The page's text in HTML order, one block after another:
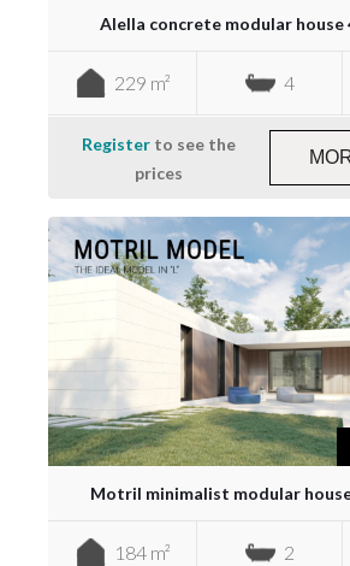
Alella concrete modular house
229 m² 4
Register to see the
prices
Motril minimalist modular house
184 m² 2